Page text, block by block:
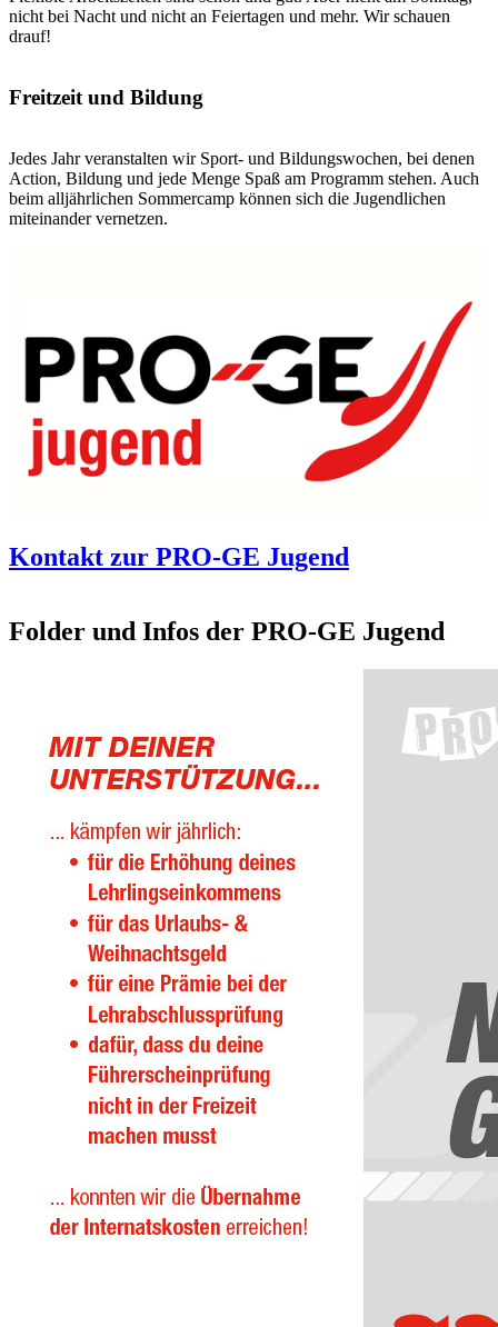
nicht bei Nacht und nicht an Feiertagen und mehr. Wir schauen
drauf!
Freitzeit und Bildung
Jedes Jahr veranstalten wir Sport- und Bildungswochen, bei denen
Action, Bildung und jede Menge Spaß am Programm stehen. Auch
beim alljährlichen Sommercamp können sich die Jugendlichen
miteinander vernetzen.
Kontakt zur PRO-GE Jugend
Folder und Infos der PRO-GE Jugend